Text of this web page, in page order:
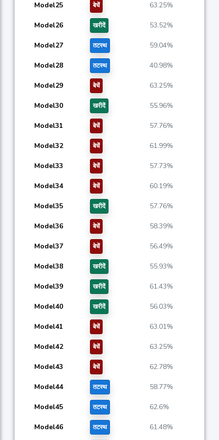
Model25 बेचें 63.25%
Model26 खरीदें 53.52%
Model27 तटस्थ 59.04%
Model28 तटस्थ 40.98%
Model29 बेचें 63.25%
Model30 खरीदें 55.96%
Model31 बेचें 57.76%
Model32 बेचें 61.99%
Model33 बेचें 57.73%
Model34 बेचें 60.19%
Model35 खरीदें 57.76%
Model36 बेचें 58.39%
Model37 बेचें 56.49%
Model38 खरीदें 55.93%
Model39 खरीदें 61.43%
Model40 खरीदें 56.03%
Model41 बेचें 63.01%
Model42 बेचें 63.25%
Model43 बेचें 62.78%
Model44 तटस्थ 58.77%
Model45 तटस्थ 62.6%
Model46 तटस्थ 61.48%